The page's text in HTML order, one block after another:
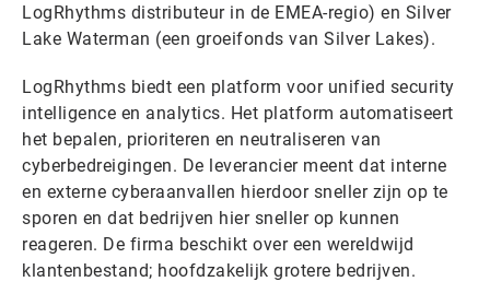
LogRhythms distributeur in de EMEA-regio) en Silver
Lake Waterman (een groeifonds van Silver Lakes).
LogRhythms biedt een platform voor unified security
intelligence en analytics. Het platform automatiseert
het bepalen, prioriteren en neutraliseren van
cyberbedreigingen. De leverancier meent dat interne
en externe cyberaanvallen hierdoor sneller zijn op te
sporen en dat bedrijven hier sneller op kunnen
reageren. De firma beschikt over een wereldwijd
klantenbestand; hoofdzakelijk grotere bedrijven.